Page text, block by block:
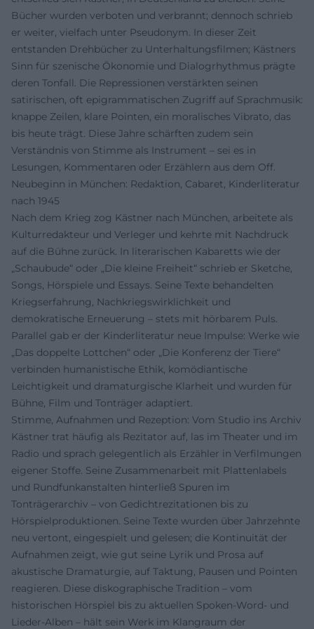
Bücher wurden verboten und verbrannt; dennoch schrieb
er weiter, vielfach unter Pseudonym. In dieser Zeit
entstanden Drehbücher zu Unterhaltungsfilmen; Kästners
Sinn für szenische Ökonomie und Dialogrhythmus prägte
deren Tonfall. Die Repressionen verstärkten seinen
satirischen, oft epigrammatischen Zugriff auf Sprachmusik:
knappe Zeilen, klare Pointen, ein moralisches Vibrato, das
bis heute trägt. Diese Jahre schärften zudem sein
Verständnis von Stimme als Instrument – sei es in
Lesungen, Kommentaren oder Erzählern aus dem Off.
Neubeginn in München: Redaktion, Cabaret, Kinderliteratur
nach 1945
Nach dem Krieg zog Kästner nach München, arbeitete als
Kulturredakteur und Verleger und kehrte mit Nachdruck
auf die Bühne zurück. In literarischen Kabaretts wie der
„Schaubude“ oder „Die kleine Freiheit“ schrieb er Sketche,
Songs, Hörspiele und Essays. Seine Texte behandelten
Kriegserfahrung, Nachkriegswirklichkeit und
demokratische Erneuerung – stets mit hörbarem Puls.
Parallel gab er der Kinderliteratur neue Impulse: Werke wie
„Das doppelte Lottchen“ oder „Die Konferenz der Tiere“
verbinden humanistische Ethik, komödiantische
Leichtigkeit und dramaturgische Klarheit und wurden für
Bühne, Film und Tonträger adaptiert.
Stimme, Aufnahmen und Rezeption: Vom Studio ins Archiv
Kästner trat häufig als Rezitator auf, las im Theater und im
Radio und sprach gelegentlich als Erzähler in Verfilmungen
eigener Stoffe. Seine Zusammenarbeit mit Plattenlabels
und Rundfunkanstalten hinterließ Spuren im
Tonträgerarchiv – von Gedichtrezitationen bis zu
Hörspielproduktionen. Seine Texte wurden über Jahrzehnte
neu vertont, eingespielt und gelesen; die Kontinuität der
Aufnahmen zeigt, wie gut seine Lyrik und Prosa auf
akustische Dramaturgie, auf Taktung, Pausen und Pointen
reagieren. Diese diskographische Tradition – vom
historischen Hörspiel bis zu aktuellen Spoken-Word- und
Lieder-Alben – hält sein Werk im Klangraum der